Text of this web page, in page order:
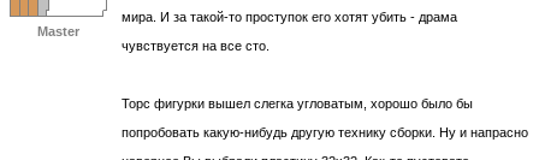
Master
мира. И за такой-то проступок его хотят убить - драма
чувствуется на все сто.
Торс фигурки вышел слегка угловатым, хорошо было бы
попробовать какую-нибудь другую технику сборки. Ну и напрасно